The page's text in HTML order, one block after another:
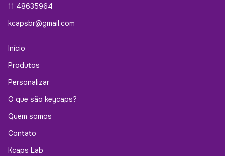
11 48635964
kcapsbr@gmail.com
Início
Produtos
Personalizar
O que são keycaps?
Quem somos
Contato
Kcaps Lab